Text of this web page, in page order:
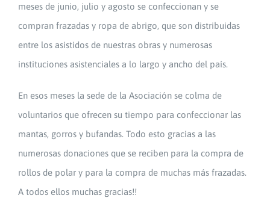
meses de junio, julio y agosto se confeccionan y se
compran frazadas y ropa de abrigo, que son distribuidas
entre los asistidos de nuestras obras y numerosas
instituciones asistenciales a lo largo y ancho del país.
En esos meses la sede de la Asociación se colma de
voluntarios que ofrecen su tiempo para confeccionar las
mantas, gorros y bufandas. Todo esto gracias a las
numerosas donaciones que se reciben para la compra de
rollos de polar y para la compra de muchas más frazadas.
A todos ellos muchas gracias!!